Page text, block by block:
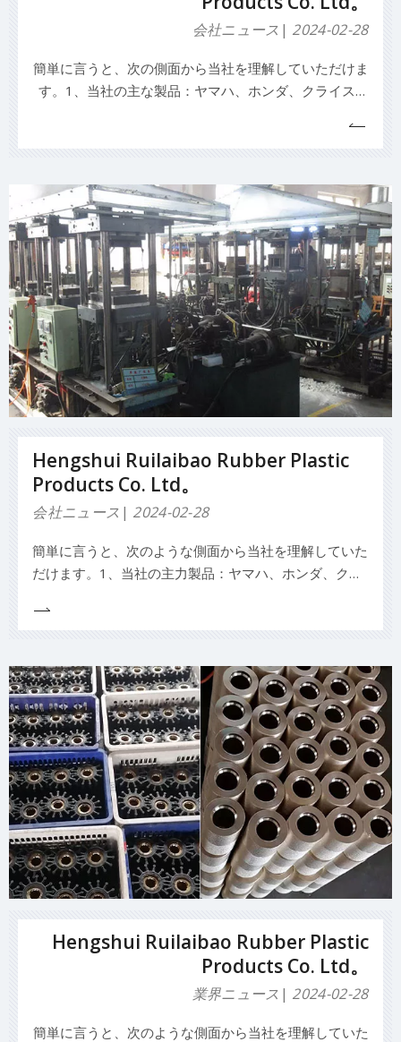
会社ニュース 2024-02-28
簡単に言うと、次の側面から当社を理解していただけま
す。1、当社の主な製品：ヤマハ、ホンダ、クライスラ
シール、ゴム製止水ストリップ、ゴム製のガスケット。
マシンt
Hengshui Ruilaibao Rubber Plastic
Products Co. Ltd。
会社ニュース 2024-02-28
簡単に言うと、次のような側面から当社を理解していた
だけます。1、当社の主力製品：ヤマハ、ホンダ、クラ
ズキトーハツ用のインボードおよびアウトボードフレキ
化ゴムシール、ゴム製止水ストリップ、ゴム製のガスケ
ット。マシンt
Hengshui Ruilaibao Rubber Plastic
Products Co. Ltd。
業界ニュース 2024-02-28
簡単に言うと、次のような側面から当社を理解していた